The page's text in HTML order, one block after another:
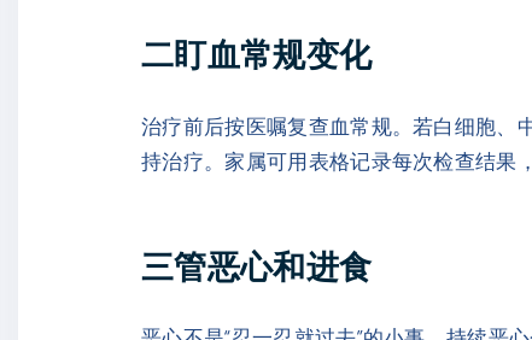
二盯血常规变化
治疗前后按医嘱复查血常规。若白细胞、
持治疗。家属可用表格记录每次检查结果
三管恶心和进食